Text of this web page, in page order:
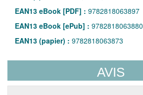
EAN13 eBook [PDF] : 9782818063897
EAN13 eBook [ePub] : 9782818063880
EAN13 (papier) : 9782818063873
AVIS